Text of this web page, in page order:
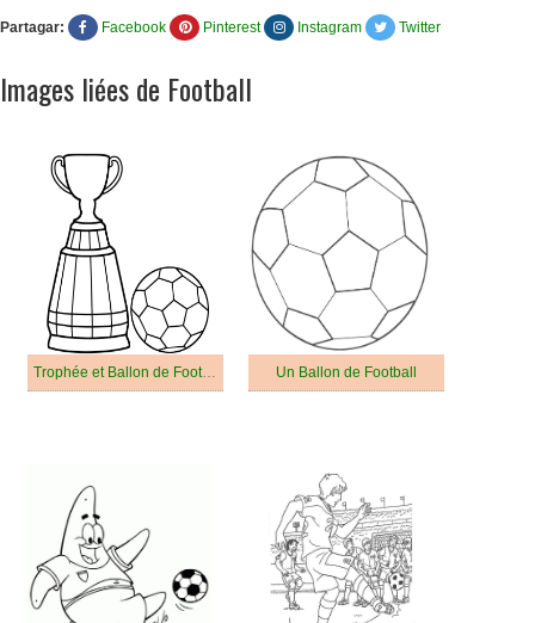
Partagar: Facebook Pinterest Instagram Twitter
Images liées de Football
Trophée et Ballon de Football Un Ballon de Football